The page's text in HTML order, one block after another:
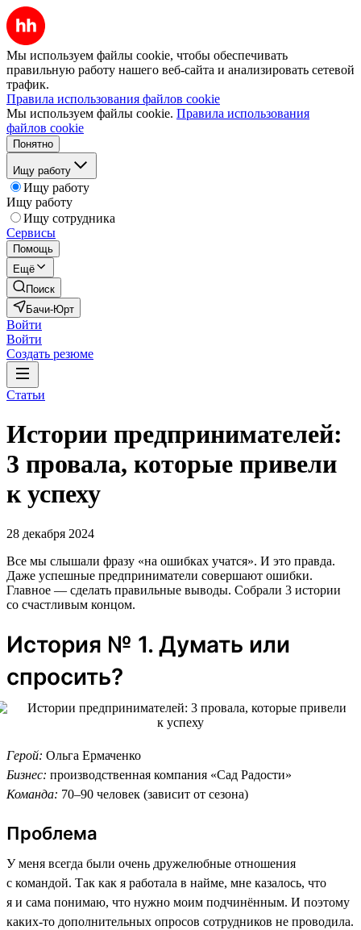
Мы используем файлы cookie, чтобы обеспечивать
правильную работу нашего веб-сайта и анализировать сетевой
трафик.
Правила использования файлов cookie
Мы используем файлы cookie. Правила использования
файлов cookie
Понятно
Ищу работу
Ищу работу
Ищу работу
Ищу сотрудника
Сервисы
Помощь
Ещё
Поиск
Бачи-Юрт
Войти
Войти
Создать резюме
Статьи
Истории предпринимателей:
3 провала, которые привели
к успеху
28 декабря 2024
Все мы слышали фразу «на ошибках учатся». И это правда.
Даже успешные предприниматели совершают ошибки.
Главное — сделать правильные выводы. Собрали 3 истории
со счастливым концом.
История № 1. Думать или
спросить?
Герой: Ольга Ермаченко
Бизнес: производственная компания «Сад Радости»
Команда: 70–90 человек (зависит от сезона)
Проблема
У меня всегда были очень дружелюбные отношения
с командой. Так как я работала в найме, мне казалось, что
я и сама понимаю, что нужно моим подчинённым. И поэтому
каких-то дополнительных опросов сотрудников не проводила.